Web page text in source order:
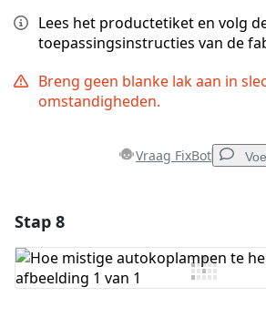
Lees het productetiket en volg
toepassingsinstructies van de
Breng geen blanke lak aan in
omstandigheden.
Vraag FixBot
Voeg opmerking toe
Stap 8